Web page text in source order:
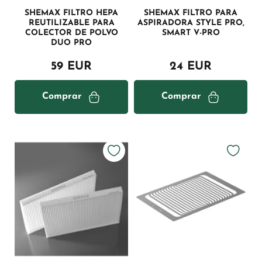
SHEMAX FILTRO HEPA
REUTILIZABLE PARA
COLECTOR DE POLVO
DUO PRO
59 EUR
Comprar
SHEMAX FILTRO PARA
ASPIRADORA STYLE PRO,
SMART V-PRO
24 EUR
Comprar